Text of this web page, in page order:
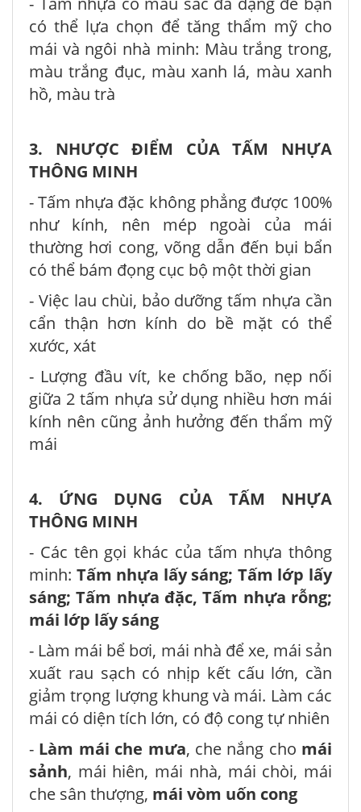
có thể lựa chọn để tăng thẩm mỹ cho
mái và ngôi nhà minh: Màu trắng trong,
màu trắng đục, màu xanh lá, màu xanh
hồ, màu trà
3. NHƯỢC ĐIỂM CỦA TẤM NHỰA
THÔNG MINH
- Tấm nhựa đặc không phẳng được 100%
như kính, nên mép ngoài của mái
thường hơi cong, võng dẫn đến bụi bẩn
có thể bám đọng cục bộ một thời gian
- Việc lau chùi, bảo dưỡng tấm nhựa cần
cẩn thận hơn kính do bề mặt có thể
xước, xát
- Lượng đầu vít, ke chống bão, nẹp nối
giữa 2 tấm nhựa sử dụng nhiều hơn mái
kính nên cũng ảnh hưởng đến thẩm mỹ
mái
4. ỨNG DỤNG CỦA TẤM NHỰA
THÔNG MINH
- Các tên gọi khác của tấm nhựa thông
minh: Tấm nhựa lấy sáng; Tấm lớp lấy
sáng; Tấm nhựa đặc, Tấm nhựa rỗng;
mái lớp lấy sáng
- Làm mái bể bơi, mái nhà để xe, mái sản
xuất rau sạch có nhịp kết cấu lớn, cần
giảm trọng lượng khung và mái. Làm các
mái có diện tích lớn, có độ cong tự nhiên
- Làm mái che mưa, che nắng cho mái
sảnh, mái hiên, mái nhà, mái chòi, mái
che sân thượng, mái vòm uốn cong